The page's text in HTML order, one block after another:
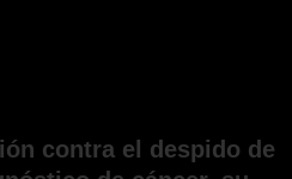
contra el despido de